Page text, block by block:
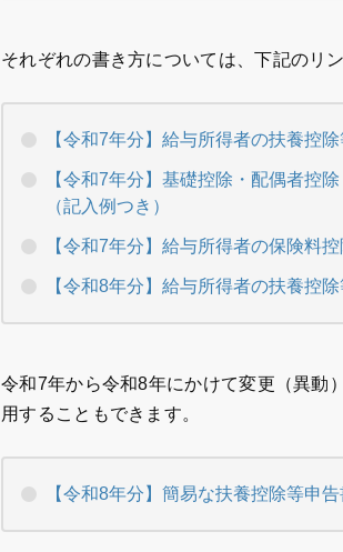
それぞれの書き方については、下記のリ
【令和7年分】給与所得者の扶養控
【令和7年分】基礎控除・配偶者控
（記入例つき）
【令和7年分】給与所得者の保険料
【令和8年分】給与所得者の扶養控
令和7年から令和8年にかけて変更（異動
用することもできます。
【令和8年分】簡易な扶養控除等申